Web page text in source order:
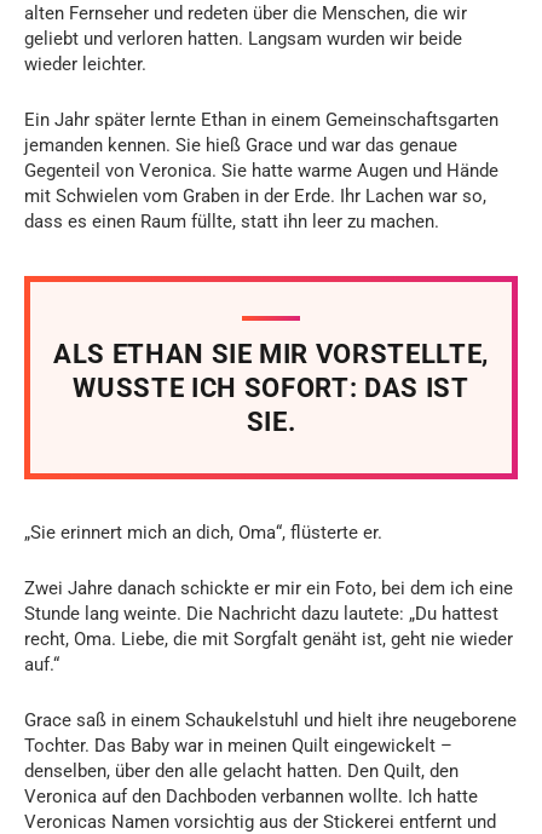
alten Fernseher und redeten über die Menschen, die wir
geliebt und verloren hatten. Langsam wurden wir beide
wieder leichter.
Ein Jahr später lernte Ethan in einem Gemeinschaftsgarten
jemanden kennen. Sie hieß Grace und war das genaue
Gegenteil von Veronica. Sie hatte warme Augen und Hände
mit Schwielen vom Graben in der Erde. Ihr Lachen war so,
dass es einen Raum füllte, statt ihn leer zu machen.
ALS ETHAN SIE MIR VORSTELLTE,
WUSSTE ICH SOFORT: DAS IST
SIE.
„Sie erinnert mich an dich, Oma“, flüsterte er.
Zwei Jahre danach schickte er mir ein Foto, bei dem ich eine
Stunde lang weinte. Die Nachricht dazu lautete: „Du hattest
recht, Oma. Liebe, die mit Sorgfalt genäht ist, geht nie wieder
auf.“
Grace saß in einem Schaukelstuhl und hielt ihre neugeborene
Tochter. Das Baby war in meinen Quilt eingewickelt –
denselben, über den alle gelacht hatten. Den Quilt, den
Veronica auf den Dachboden verbannen wollte. Ich hatte
Veronicas Namen vorsichtig aus der Stickerei entfernt und